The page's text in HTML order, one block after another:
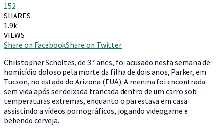
152
SHARES
1.9k
VIEWS
Share on FacebookShare on Twitter
Christopher Scholtes, de 37 anos, foi acusado nesta semana de
homicídio doloso pela morte da filha de dois anos, Parker, em
Tucson, no estado do Arizona (EUA). A menina foi encontrada
sem vida após ser deixada trancada dentro de um carro sob
temperaturas extremas, enquanto o pai estava em casa
assistindo a vídeos pornográficos, jogando videogame e
bebendo cerveja.